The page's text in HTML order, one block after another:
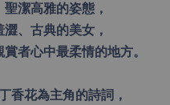
潔高雅的姿態，
、古典的美女，
者心中最柔情的地方。
香花為主角的詩詞，